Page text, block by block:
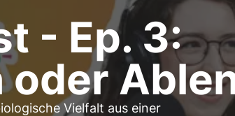
- Ep. 3:
oder
Vielfalt aus einer